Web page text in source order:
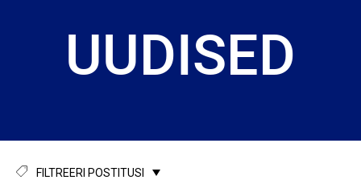
UUDISED
FILTREERI POSTITUSI